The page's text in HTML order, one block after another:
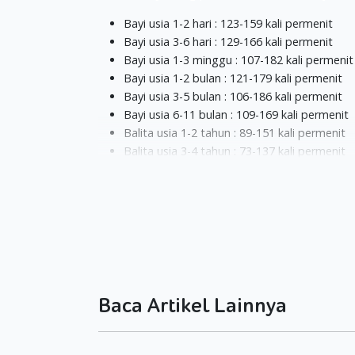
Bayi usia 1-2 hari : 123-159 kali permenit
Bayi usia 3-6 hari : 129-166 kali permenit
Bayi usia 1-3 minggu : 107-182 kali permenit
Bayi usia 1-2 bulan : 121-179 kali permenit
Bayi usia 3-5 bulan : 106-186 kali permenit
Bayi usia 6-11 bulan : 109-169 kali permenit
Balita usia 1-2 tahun : 89-151 kali permenit
Balita usia 3-4 tahun : 73-137 kali permenit
bawa bayi anda ke dokter spesialis anak.
Baca Artikel Lainnya